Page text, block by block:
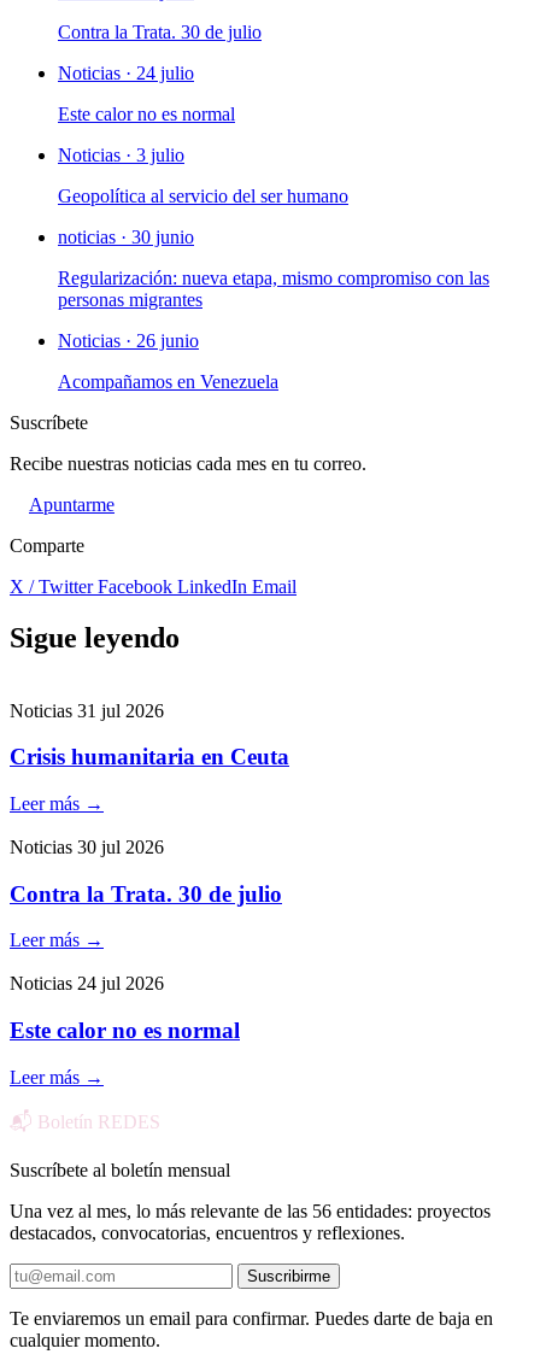
Contra la Trata. 30 de julio
Noticias · 24 julio
Este calor no es normal
Noticias · 3 julio
Geopolítica al servicio del ser humano
noticias · 30 junio
Regularización: nueva etapa, mismo compromiso con las
personas migrantes
Noticias · 26 junio
Acompañamos en Venezuela
Suscríbete
Recibe nuestras noticias cada mes en tu correo.
Apuntarme
Comparte
X / TwitterFacebook LinkedIn Email
Sigue leyendo
Noticias 31 jul 2026
Crisis humanitaria en Ceuta
Leer más →
Noticias 30 jul 2026
Contra la Trata. 30 de julio
Leer más →
Noticias 24 jul 2026
Este calor no es normal
Leer más →
📬 Boletín REDES
Suscríbete al boletín mensual
Una vez al mes, lo más relevante de las 56 entidades: proyectos
destacados, convocatorias, encuentros y reflexiones.
Suscribirme
Te enviaremos un email para confirmar. Puedes darte de baja en
cualquier momento.